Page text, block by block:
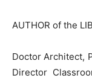
AUTHOR of the
Doctor Architect,
Director